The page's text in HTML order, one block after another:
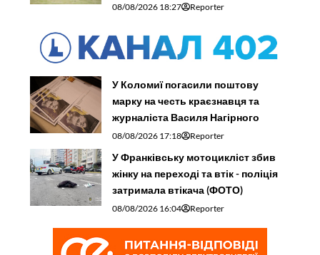
08/08/2026 18:27 Reporter
У Коломиї погасили поштову
марку на честь краєзнавця та
журналіста Василя Нагірного
08/08/2026 17:18 Reporter
У Франківську мотоцикліст збив
жінку на переході та втік - поліція
затримала втікача (ФОТО)
08/08/2026 16:04 Reporter